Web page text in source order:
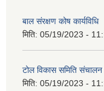
बाल संरक्षण कोष कार्यविधि
मिति: 05/19/2023 -
टोल विकास समिति संचालन
मिति: 05/19/2023 -